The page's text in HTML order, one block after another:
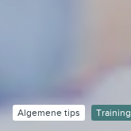
Algemene tips Training